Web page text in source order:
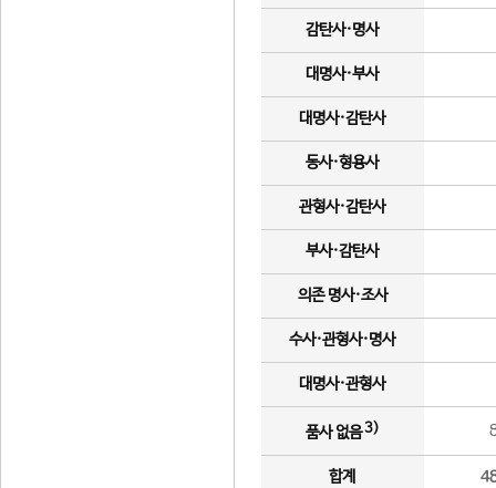
감탄사·명사
대명사·부사
대명사·감탄사
동사·형용사
관형사·감탄사
부사·감탄사
의존 명사·조사
수사·관형사·명사
대명사·관형사
품사 없음3)
합계